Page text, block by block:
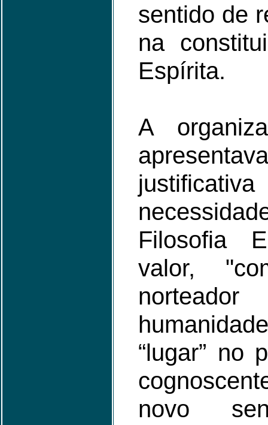
sentido de
na
Espírita.
A
Filosofia
valor,
“lugar” no
novo